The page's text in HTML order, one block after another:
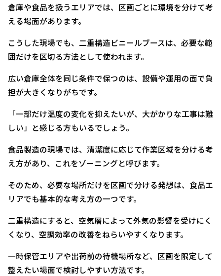
倉庫や食品を扱うエリアでは、区画ごとに環境を分けて考
える場面があります。
こうした現場でも、二重構造ビニールブースは、必要な範
囲だけを区切る方法として使われます。
広い倉庫全体を同じ条件で保つのは、設備や運用の面で負
担が大きくなりがちです。
「一部だけ温度の変化を抑えたいが、大がかりな工事は難
しい」と感じる方もいるでしょう。
食品製造の現場では、清潔度に応じて作業区域を分ける考
え方があり、これをゾーニングと呼びます。
そのため、必要な場所だけを区画で分ける発想は、食品エ
リアでも基本的な考え方の一つです。
二重構造にすると、空気層によって外気の影響を受けにく
くなり、空調効率の改善をねらいやすくなります。
一時保管エリアや出荷前の待機場所など、区画を限定して
整えたい場面で検討しやすい方法です。